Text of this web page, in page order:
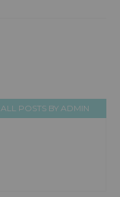
POSTS BY ADMIN